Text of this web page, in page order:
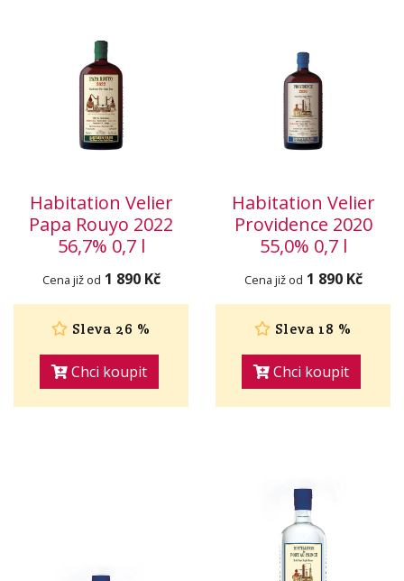
Habitation Velier
Papa Rouyo 2022
56,7% 0,7 l
Cena již od 1 890 Kč
Sleva 26 %
Chci koupit
Habitation Velier
Providence 2020
55,0% 0,7 l
Cena již od 1 890 Kč
Sleva 18 %
Chci koupit